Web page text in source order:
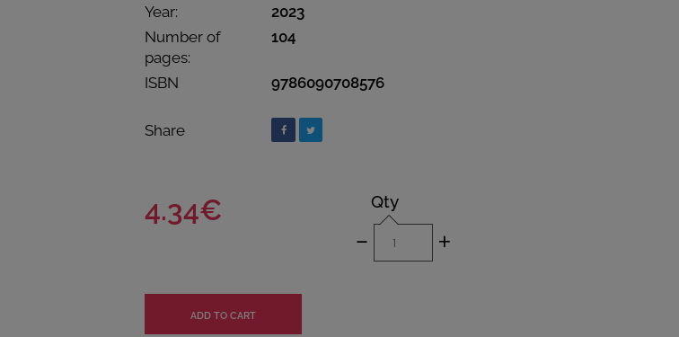
Year:
2023
Number of
pages:
104
ISBN 9786090708576
Share
4.34€ Qty
- +